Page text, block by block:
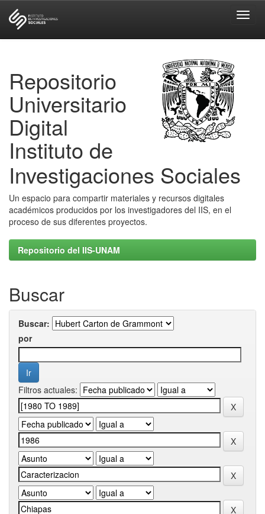
Repositorio
Universitario
Digital
Instituto de
Investigaciones Sociales
Un espacio para compartir materiales y recursos digitales
académicos producidos por los investigadores del IIS, en el
proceso de sus diferentes proyectos.
Repositorio del IIS-UNAM
Buscar
Buscar:
por
Filtros actuales: